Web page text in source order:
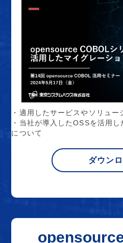
・適用したサービスやソリュー
・当社が導入したOSSを活用
について
ダウン